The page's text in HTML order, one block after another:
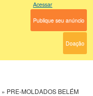
Acessar
Publique seu anúncio
Doação
» PRE-MOLDADOS BELÉM